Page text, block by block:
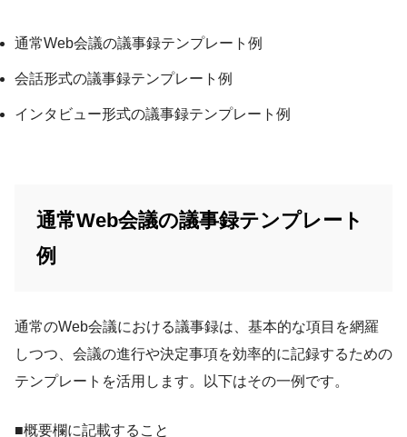
通常Web会議の議事録テンプレート例
会話形式の議事録テンプレート例
インタビュー形式の議事録テンプレート例
通常Web会議の議事録テンプレート
例
通常のWeb会議における議事録は、基本的な項目を網羅
しつつ、会議の進行や決定事項を効率的に記録するための
テンプレートを活用します。以下はその一例です。
■概要欄に記載すること